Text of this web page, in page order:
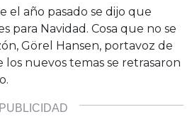
el año pasado se dijo que
para Navidad. Cosa que no se
Görel Hansen, portavoz de
los nuevos temas se retrasaron